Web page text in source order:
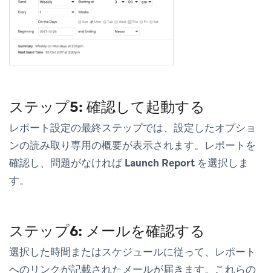
ステップ5: 確認して起動する
レポート設定の最終ステップでは、設定したオプショ
ンの読み取り専用の概要が表示されます。レポートを
確認し、問題がなければLaunch Report を選択しま
す。
ステップ6: メールを確認する
選択した時間またはスケジュールに従って、レポート
へのリンクが記載されたメールが届きます。 これらの